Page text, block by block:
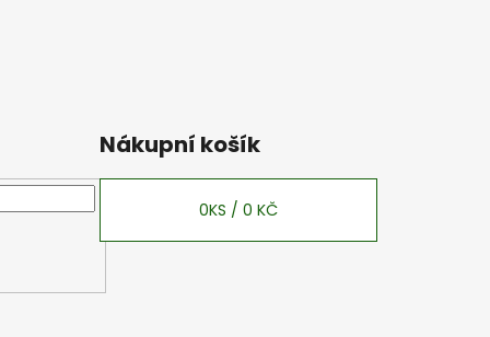
Nákupní košík
0KS / 0 KČ